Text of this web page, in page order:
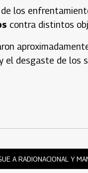
los
contra distintos
el desgaste de los
A RADIONACIONAL Y